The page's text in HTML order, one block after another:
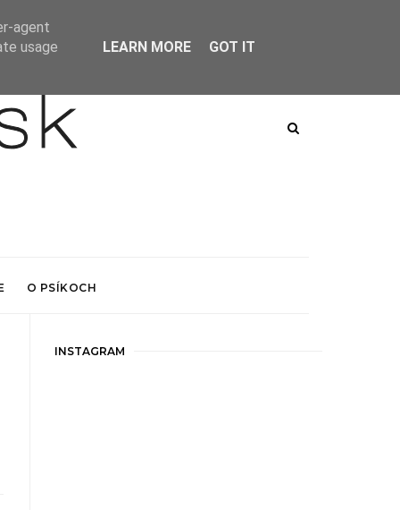
O PSÍKOCH
INSTAGRAM
agent
usage
LEARN MORE GOT IT